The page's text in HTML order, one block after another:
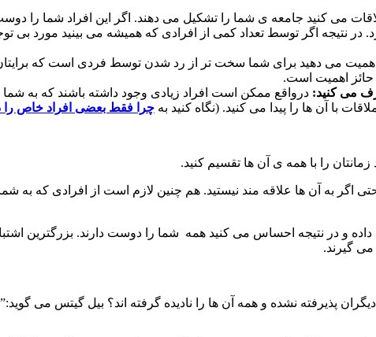
می کنید جامعه ی شما را تشکیل می دهند. اگر این افراد شما را
نتیجه اگر توسط تعداد کمی از افرادی که همیشه می بینید مورد بی
می دهید برای شما سخت تر از رد شدن توسط فردی است که
حائز اهمیت است.
می کنید: درواقع ممکن است افراد زیادی وجود داشته باشند که به
با آن ها را پیدا می کنید. (نگاه کنید به چرا فقط بعضی افراد خاص را
را با همه ی آن ها تقسیم کنید.
اگر به آن ها علاقه مند نیستید. هم چنین لازم است از افرادی که به
داده و در نتیجه احساس می کنید همه شما را دوست دارند. بزرگترین
گیرند.
پذیرفته نشده و همه آن ها را نادیده گرفته اند؟ بیل گیتس می